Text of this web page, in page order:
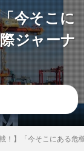
今そこに
ジャーナ
載！】「今そこにある